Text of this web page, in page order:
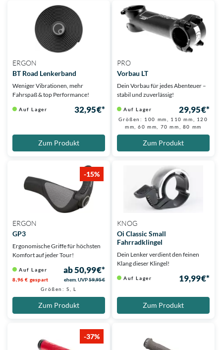
ERGON
BT Road Lenkerband
Weniger Vibrationen, mehr
Fahrspaß & top Performance!
Auf Lager 32,95 €*
Zum Produkt
PRO
Vorbau LT
Dein Vorbau für jedes Abenteuer –
stabil und zuverlässig!
Auf Lager 29,95 €*
Größen: 100 mm, 110 mm, 120
mm, 60 mm, 70 mm, 80 mm
Zum Produkt
-15%
ERGON
GP3
Ergonomische Griffe für höchsten
Komfort auf jeder Tour!
Auf Lager ab 50,99 €*
8,96 € gespart ehem. UVP59,95 €
Größen: S, L
Zum Produkt
KNOG
Oi Classic Small
Fahrradklingel
Dein Lenker verdient den feinen
Klang dieser Klingel!
Auf Lager 19,99 €*
Zum Produkt
-37%